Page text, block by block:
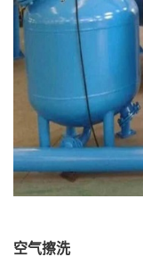
空气擦洗